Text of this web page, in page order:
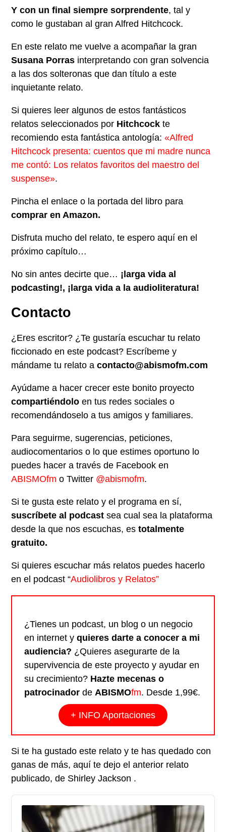
Y con un final siempre sorprendente, tal y
como le gustaban al gran Alfred Hitchcock.
En este relato me vuelve a acompañar la gran
Susana Porras interpretando con gran solvencia
a las dos solteronas que dan título a este
inquietante relato.
Si quieres leer algunos de estos fantásticos
relatos seleccionados por Hitchcock te
recomiendo esta fantástica antología:«Alfred
Hitchcock presenta: cuentos que mi madre nunca
me contó: Los relatos favoritos del maestro del
suspense».
Pincha el enlace o la portada del libro para
comprar en Amazon.
Disfruta mucho del relato, te espero aquí en el
próximo capítulo…
No sin antes decirte que… ¡larga vida al
podcasting!, ¡larga vida a la audioliteratura!
Contacto
¿Eres escritor? ¿Te gustaría escuchar tu relato
ficcionado en este podcast? Escríbeme y
mándame tu relato acontacto@abismofm.com
Ayúdame a hacer crecer este bonito proyecto
compartiéndolo en tus redes sociales o
recomendándoselo a tus amigos y familiares.
Para seguirme, sugerencias, peticiones,
audiocomentarios o lo que estimes oportuno lo
puedes hacer a través de Facebook en
ABISMOfm o Twitter @abismofm.
Si te gusta este relato y el programa en sí,
suscríbete al podcastsea cual sea la plataforma
desde la que nos escuchas, estotalmente
gratuito.
Si quieres escuchar más relatos puedes hacerlo
en el podcast “Audiolibros y Relatos”
¿Tienes un podcast, un blog o un negocio
en internet yquieres darte a conocer a mi
audiencia? ¿Quieres asegurarte de la
supervivencia de este proyecto y ayudar en
su crecimiento? Hazte mecenas o
patrocinador de ABISMOfm. Desde 1,99€.
+ INFO Aportaciones
Si te ha gustado este relato y te has quedado con
ganas de más, aquí te dejo el anterior relato
publicado, de Shirley Jackson .
Audio
Player